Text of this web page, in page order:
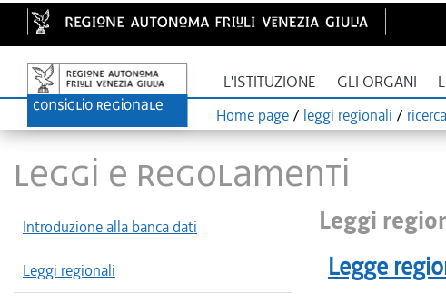
L'ISTITUZIONE GLI ORGANI
Home page / leggi regionali / ricerca
LEGGI E REGOLAMENTI
Introduzione alla banca dati
Leggi regionali
Leggi
Legge